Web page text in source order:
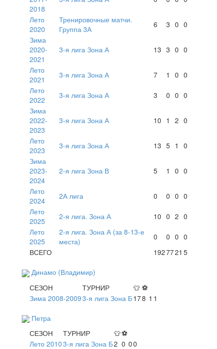
2018
Лето
2020
Тренировочные матчи.
Группа 3А
6 3 0 0
Зима
2020-
2021
3-я лига Зона А 13 3 0 0
Лето
2021
3-я лига Зона А 7 1 0 0
Лето
2022
3-я лига Зона А 3 0 0 0
Зима
2022-
2023
3-я лига Зона А 10 1 2 0
Лето
2023
3-я лига Зона А 13 5 1
0
Зима
2023-
2024
2-я лига Зона В 5 1 0 0
Лето
2024
2А лига 0 0 0 0
Лето
2025
2-я лига. Зона А 10 0 2 0
Лето
2025
2-я лига. Зона А (за 8-13-е
места)
0 0 0 0
ВСЕГО
1927721 5
Динамо (Владимир)
СЕЗОН
ТУРНИР 👕 ⚽
Зима 2008-20093-я лига Зона Б178 1 1
Петра
СЕЗОН
ТУРНИР 👕⚽
Лето 20103-я лига Зона Б2 0 00